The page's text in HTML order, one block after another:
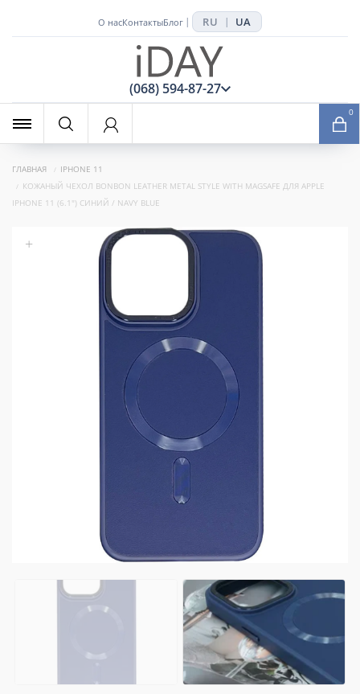
О насКонтактыБлог | RU | UA
(068) 594-87-27
0
ГЛАВНАЯ
IPHONE 11
КОЖАНЫЙ ЧЕХОЛ BONBON LEATHER METAL STYLE WITH MAGSAFE ДЛЯ APPLE
IPHONE 11 (6.1") СИНИЙ / NAVY BLUE
+